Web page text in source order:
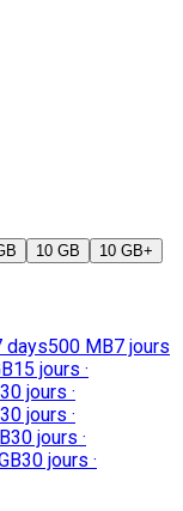
10 GB 10 GB+
days500 MB7 jours
15 jours ·
30 jours ·
30 jours ·
30 jours ·
30 jours ·